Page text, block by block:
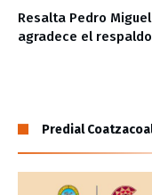
Resalta Pedro
agradece el
Predial